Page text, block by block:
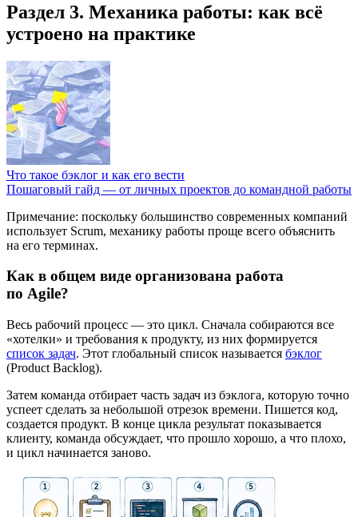
Раздел 3. Механика работы: как всё
устроено на практике
Что такое бэклог и как его вести
Пошаговый гайд — от личных проектов до командной работы
Примечание: поскольку большинство современных компаний
использует Scrum, механику работы проще всего объяснить
на его терминах.
Как в общем виде организована работа
по Agile?
Весь рабочий процесс — это цикл. Сначала собираются все
«хотелки» и требования к продукту, из них формируется
список задач. Этот глобальный список называется бэклог
(Product Backlog).
Затем команда отбирает часть задач из бэклога, которую точно
успеет сделать за небольшой отрезок времени. Пишется код,
создается продукт. В конце цикла результат показывается
клиенту, команда обсуждает, что прошло хорошо, а что плохо,
и цикл начинается заново.